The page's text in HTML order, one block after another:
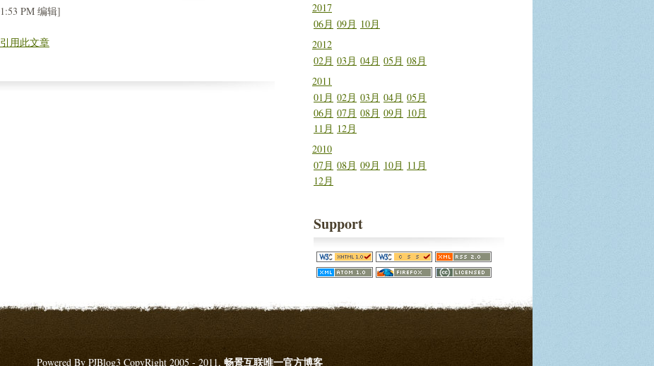
PM 编辑]
用此文章
2017
06月 09月 10月
2012
02月 03月 04月 05月 08月
2011
01月 02月 03月 04月 05月
06月 07月 08月 09月 10月
11月 12月
2010
07月 08月 09月 10月 11月
12月
Support
Powered By PJBlog3 CopyRight 2005 - 2011, 畅景互联唯一官方博客